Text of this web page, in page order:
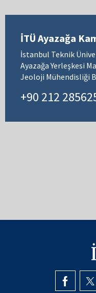
İTÜ Ayazağa
İstanbul Teknik
Ayazağa Yerleşkesi
Jeoloji Mühendisliği
+90 212